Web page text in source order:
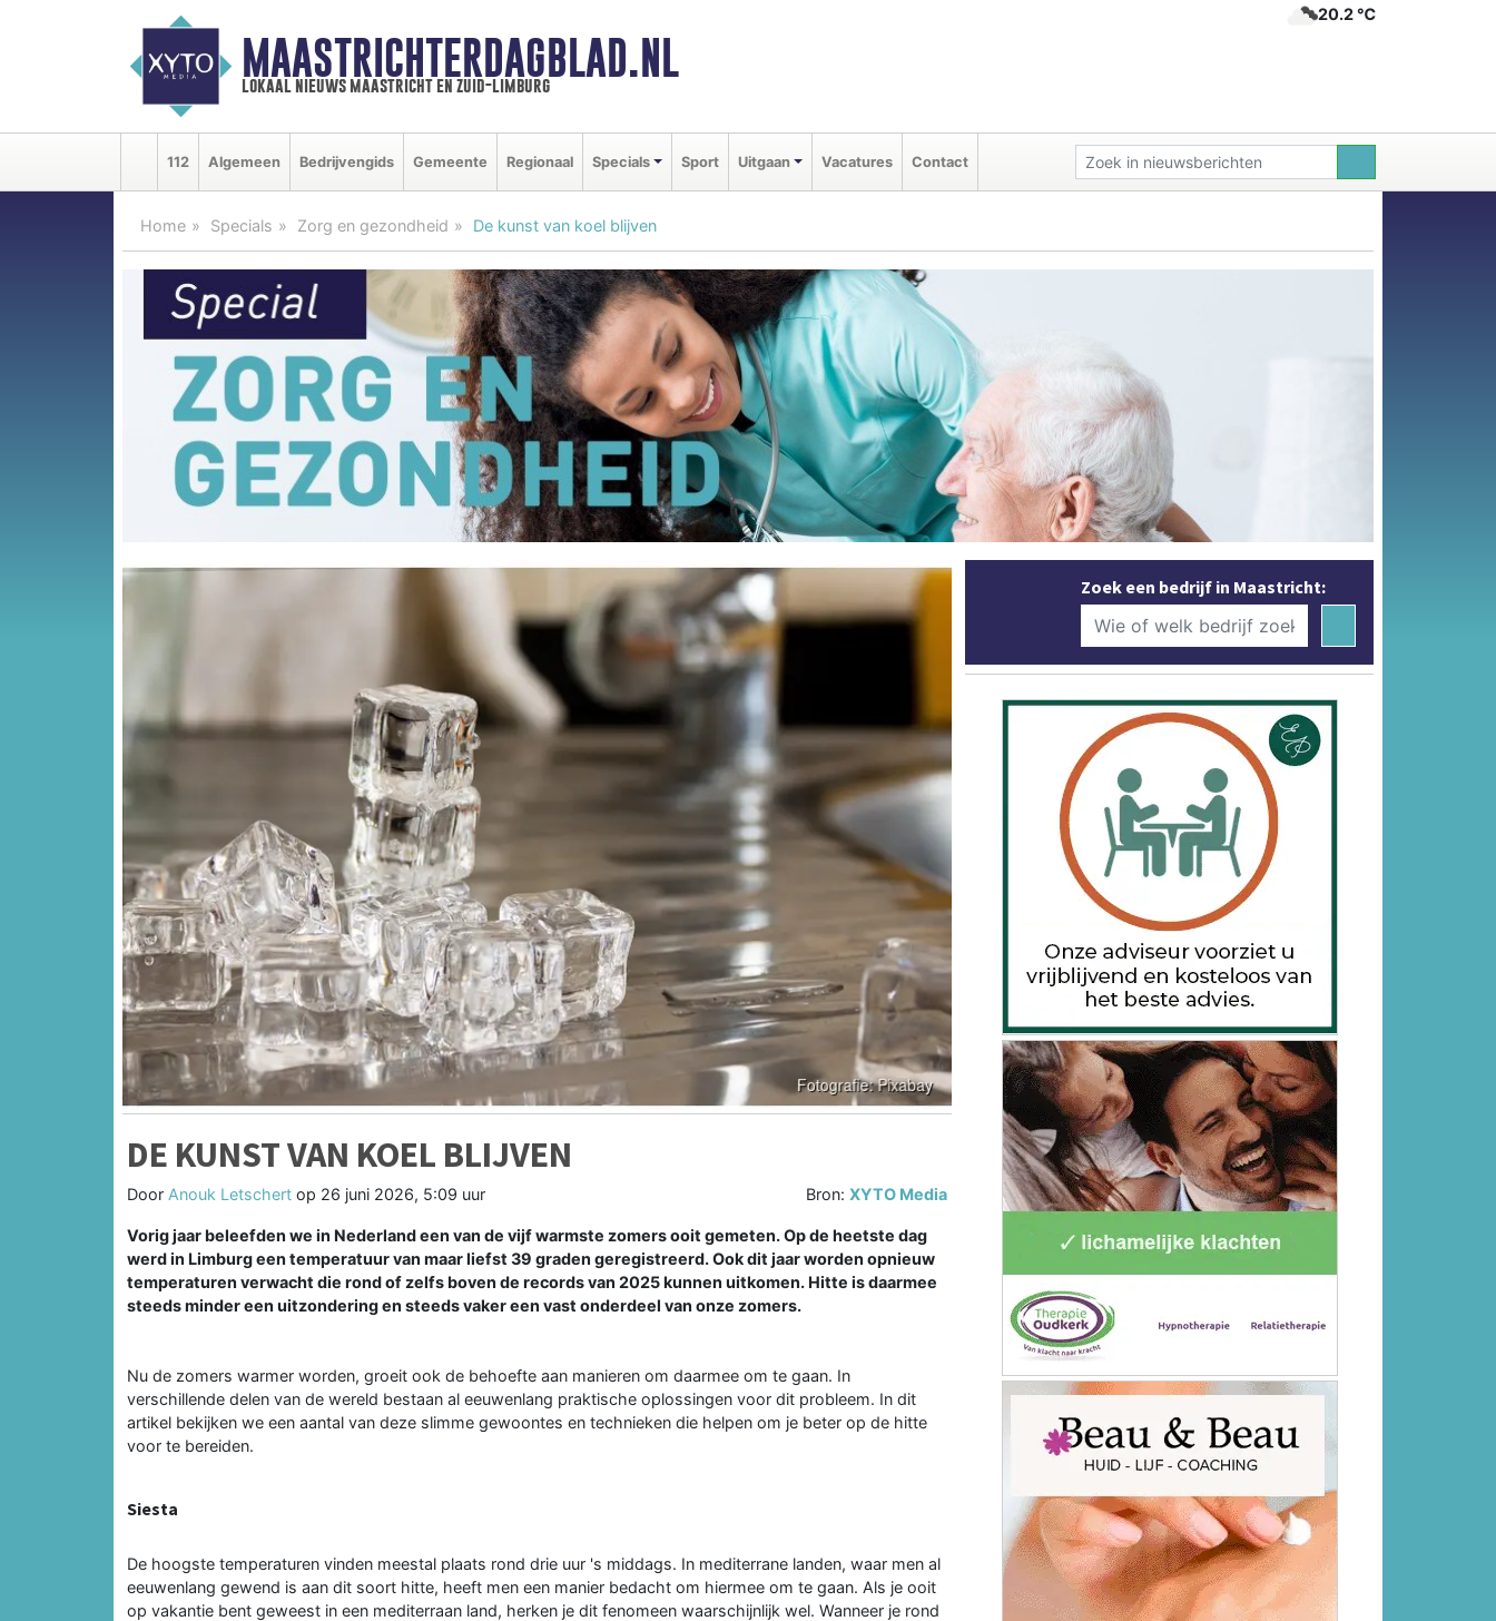
MAASTRICHTERDAGBLAD.NL
lokaal nieuws maastricht en zuid-limburg
20.2 ℃
112 Algemeen Bedrijvengids Gemeente Regionaal Specials Sport Uitgaan Vacatures Contact
Home Specials Zorg en gezondheid De kunst van koel blijven
DE KUNST VAN KOEL BLIJVEN
Door Anouk Letschert op 26 juni 2026, 5:09 uur Bron:XYTO Media
Vorig jaar beleefden we in Nederland een van de vijf warmste zomers ooit gemeten. Op de heetste dag
werd in Limburg een temperatuur van maar liefst 39 graden geregistreerd. Ook dit jaar worden opnieuw
temperaturen verwacht die rond of zelfs boven de records van 2025 kunnen uitkomen. Hitte is daarmee
steeds minder een uitzondering en steeds vaker een vast onderdeel van onze zomers.
Nu de zomers warmer worden, groeit ook de behoefte aan manieren om daarmee om te gaan. In
verschillende delen van de wereld bestaan al eeuwenlang praktische oplossingen voor dit probleem. In dit
artikel bekijken we een aantal van deze slimme gewoontes en technieken die helpen om je beter op de hitte
voor te bereiden.
Siesta
De hoogste temperaturen vinden meestal plaats rond drie uur 's middags. In mediterrane landen, waar men al
eeuwenlang gewend is aan dit soort hitte, heeft men een manier bedacht om hiermee om te gaan. Als je ooit
op vakantie bent geweest in een mediterraan land, herken je dit fenomeen waarschijnlijk wel. Wanneer je rond
Zoek een bedrijf in Maastricht: